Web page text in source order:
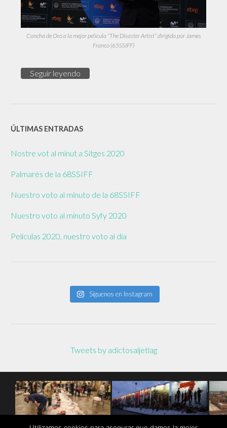
Concha de Oro a la mejor película “The Disaster Artist” dirigida por James
Franco (65SSIFF)
Seguir leyendo
ÚLTIMAS ENTRADAS
Nostre vot al minut a Sitges 2020
Palmarés de la 68SSIFF
Nuestro voto al minuto de la 68SSIFF
Nuestro voto al minuto Syfy 2020
Películas 2020, nuestro voto al día
Síguenos en Instagram
Tweets by adictosaljetlag